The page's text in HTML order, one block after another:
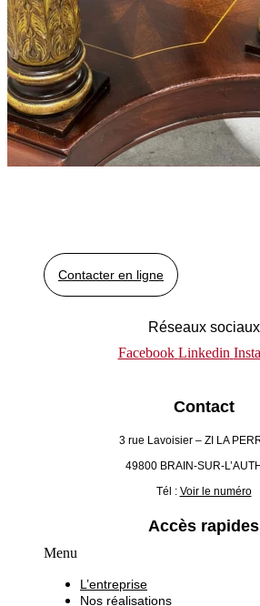
Contacter en ligne
Réseaux sociaux
Facebook Linkedin
Contact
3 rue Lavoisier – ZI LA
49800 BRAIN-SUR-
Tél : Voir le numéro
Accès rapides
Menu
L’entreprise
Nos réalisations